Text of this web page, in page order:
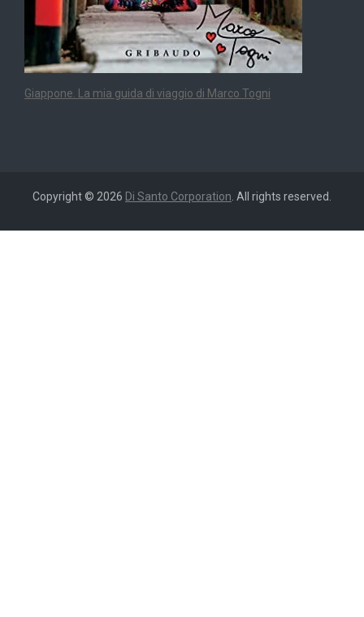
Giappone. La mia guida di viaggio di Marco Togni
Copyright © 2026 Di Santo Corporation . All rights reserved.